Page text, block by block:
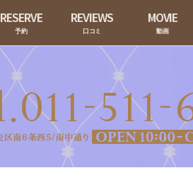
RESERVE
予約
REVIEWS
口コミ
MOVIE
動画